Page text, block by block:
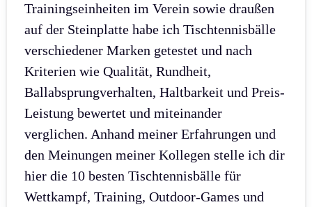
Trainingseinheiten im Verein sowie draußen
auf der Steinplatte habe ich Tischtennisbälle
verschiedener Marken getestet und nach
Kriterien wie Qualität, Rundheit,
Ballabsprungverhalten, Haltbarkeit und Preis-
Leistung bewertet und miteinander
verglichen. Anhand meiner Erfahrungen und
den Meinungen meiner Kollegen stelle ich dir
hier die 10 besten Tischtennisbälle für
Wettkampf, Training, Outdoor-Games und